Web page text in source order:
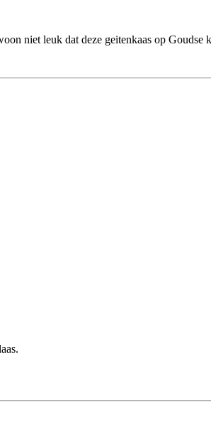
niet leuk dat deze geitenkaas op Goudse